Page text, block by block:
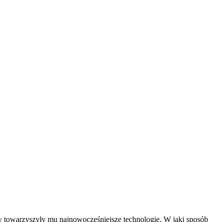
mu najnowocześniejsze technologie. W jaki sposób